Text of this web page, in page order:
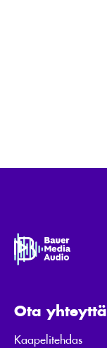
Ota yhteyttä
Kaapelitehdas